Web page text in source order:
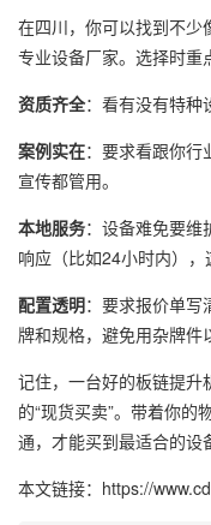
在四川，你可以找到不少
专业设备厂家。选择时重
资质齐全：看有没有特种
案例实在：要求看跟你行
宣传都管用。
本地服务：设备难免要维
响应（比如24小时内），
配置透明：要求报价单写
牌和规格，避免用杂牌件
记住，一台好的板链提升
的“现货买卖”。带着你的
通，才能买到最适合的设
本文链接：https://